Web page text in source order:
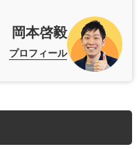
岡本啓毅
プロフィール